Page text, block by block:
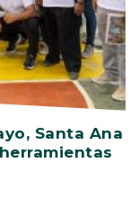
Santa Ana